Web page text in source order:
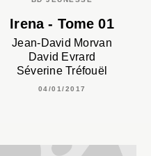
Irena - Tome 01
Jean-David Morvan
David Evrard
Séverine Tréfouël
04/01/2017